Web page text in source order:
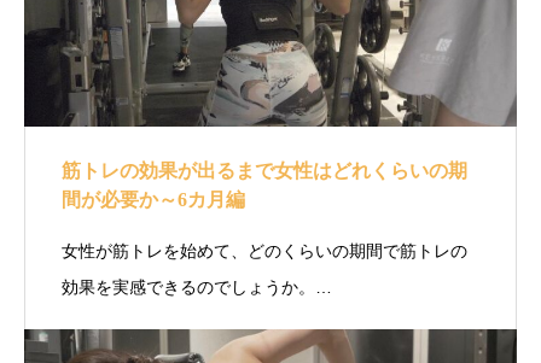
筋トレの効果が出るまで女性はどれくらいの期
間が必要か～6カ月編
女性が筋トレを始めて、どのくらいの期間で筋トレの
効果を実感できるのでしょうか。…